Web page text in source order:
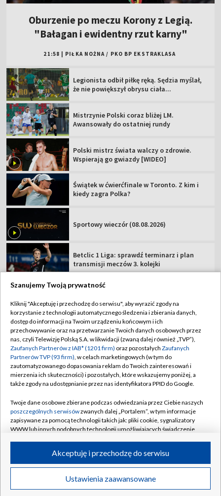
Transmisje Wideo
Oburzenie po meczu Korony z Legią.
"Bałagan i ewidentny rzut karny"
21:58 PIŁKA NOŻNA / PKO BP EKSTRAKLASA
Legionista odbił piłkę ręką. Sędzia myślał,
że nie powiększył obrysu ciała...
Mistrzynie Polski coraz bliżej LM.
Awansowały do ostatniej rundy
Polski mistrz świata walczy o zdrowie.
Wspierają go gwiazdy [WIDEO]
Świątek w ćwierćfinale w Toronto. Z kim i
kiedy zagra Polka?
Sportowy wieczór (08.08.2026)
Betclic 1 Liga: sprawdź terminarz i plan
transmisji meczów 3. kolejki
TVP
Abonament TVP
Sklep TVP
Biuro Reklamy
Oferta Handlowa
Emisja w TVP
Rada Programowa
Ogłoszenia przetargowe
Akademia Telewizyjna
Informacje o nadawcy
Centrum informacji TVP
Regulamin TVP
Polityka prywatności
Moje zgody
Biuro reklamy
Kanały
©2026 Telewizja Polska Spółka Akcyjna w likwidacji
Szanujemy Twoją prywatność
Kliknij "Akceptuję i przechodzę do serwisu", aby wyrazić zgody na
korzystanie z technologii automatycznego śledzenia i zbierania danych,
dostęp do informacji na Twoim urządzeniu końcowym i ich
przechowywanie oraz na przetwarzanie Twoich danych osobowych przez
nas, czyli Telewizję Polską S.A. w likwidacji (zwaną dalej również „TVP”),
Zaufanych Partnerów z IAB* (1201 firm) oraz pozostałych Zaufanych
Partnerów TVP (93 firm), w celach marketingowych (w tym do
zautomatyzowanego dopasowania reklam do Twoich zainteresowań i
mierzenia ich skuteczności) i pozostałych, które wskazujemy poniżej, a
także zgody na udostępnianie przez nas identyfikatora PPID do Google.
Twoje dane osobowe zbierane podczas odwiedzania przez Ciebie naszych
poszczególnych serwisówzwanych dalej „Portalem”, w tym informacje
zapisywane za pomocą technologii takich jak: pliki cookie, sygnalizatory
WWW lub innych podobnych technologii umożliwiających świadczenie
ruchu w Internecie.
Twoje dane osobowe zbierane podczas odwiedzania przez Ciebie
poszczególnych serwisówna Portalu, takie jak adresy IP, identyfikatory
Ustawienia zaawansowane
Akceptuję i przechodzę do serwisu